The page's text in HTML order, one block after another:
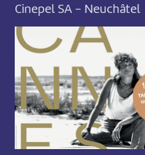
Cinepel SA - Neuchâtel